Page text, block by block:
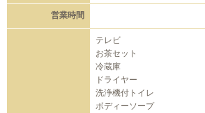
営業時間
テレビ
お茶セット
冷蔵庫
ドライヤー
洗浄機付トイレ
ボディーソープ